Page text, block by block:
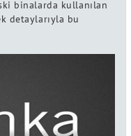
binalarda kullanılan
detaylarıyla bu